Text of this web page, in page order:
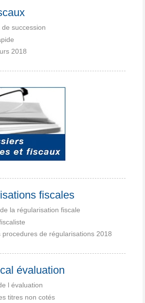
succession
2018
fiscales
la régularisation fiscale
procedures de régularisations 2018
évaluation
l évaluation
titres non cotés